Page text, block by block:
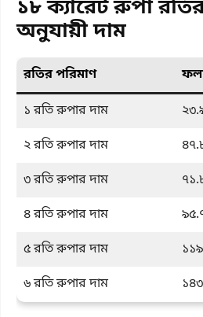
১৮ ক্যারেট রুপা
অনুযায়ী দাম
রতির পরিমাণ
১ রতি রুপার দাম
২ রতি রুপার দাম
৩ রতি রুপার দাম
৪ রতি রুপার দাম
৫ রতি রুপার দাম
৬ রতি রুপার দাম